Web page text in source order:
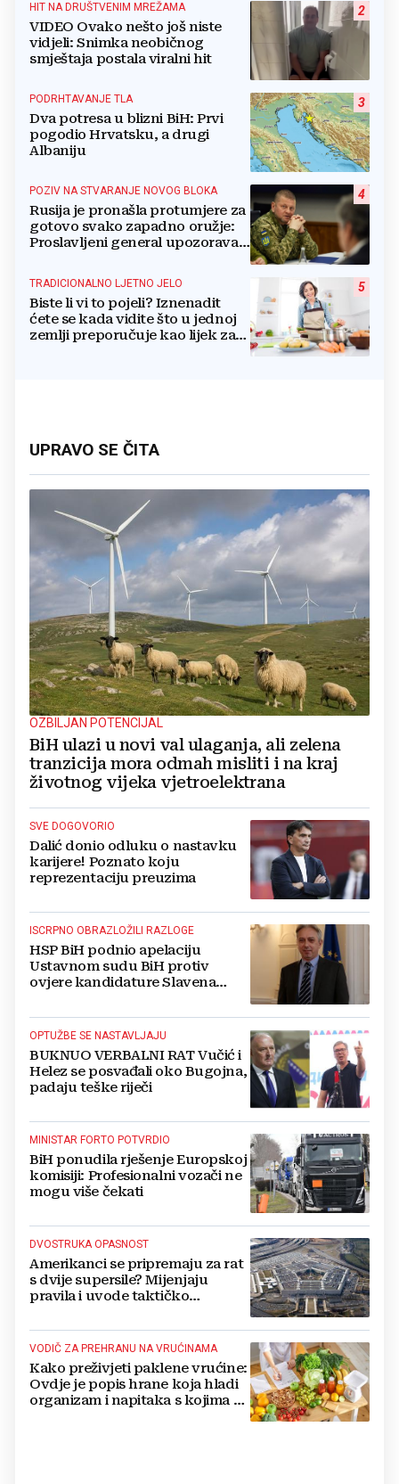
2
HIT NA DRUŠTVENIM MREŽAMA
VIDEO Ovako nešto još niste
vidjeli: Snimka neobičnog
smještaja postala viralni hit
3
PODRHTAVANJE TLA
Dva potresa u blizni BiH: Prvi
pogodio Hrvatsku, a drugi
Albaniju
4
POZIV NA STVARANJE NOVOG BLOKA
Rusija je pronašla protumjere za
gotovo svako zapadno oružje:
Proslavljeni general upozorava
5
TRADICIONALNO LJETNO JELO
Biste li vi to pojeli? Iznenadit
ćete se kada vidite što u jednoj
zemlji preporučuje kao lijek za
UPRAVO SE ČITA
OZBILJAN POTENCIJAL
BiH ulazi u novi val ulaganja, ali zelena
tranzicija mora odmah misliti i na kraj
životnog vijeka vjetroelektrana
SVE DOGOVORIO
Dalić donio odluku o nastavku
karijere! Poznato koju
reprezentaciju preuzima
ISCRPNO OBRAZLOŽILI RAZLOGE
HSP BiH podnio apelaciju
Ustavnom sudu BiH protiv
ovjere kandidature Slavena
OPTUŽBE SE NASTAVLJAJU
BUKNUO VERBALNI RAT Vučić i
Helez se posvađali oko Bugojna,
padaju teške riječi
MINISTAR FORTO POTVRDIO
BiH ponudila rješenje Europskoj
komisiji: Profesionalni vozači ne
mogu više čekati
DVOSTRUKA OPASNOST
Amerikanci se pripremaju za rat
s dvije supersile? Mijenjaju
pravila i uvode taktičko
VODIČ ZA PREHRANU NA VRUĆINAMA
Kako preživjeti paklene vrućine:
Ovdje je popis hrane koja hladi
organizam i napitaka s kojima si